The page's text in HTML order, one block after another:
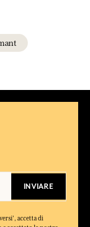
INVIARE
accetta di